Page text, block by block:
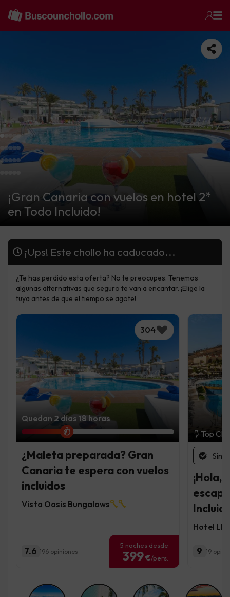
¡Gran Canaria con vuelos en hotel 2*
en Todo Incluido!
¡Ups! Este chollo ha caducado...
¿Te has perdido esta oferta? No te preocupes. Tenemos
algunas alternativas que seguro te van a encantar. ¡Elige la
tuya antes de que el tiempo se agote!
304
Quedan 2 días 18 horas
¿Maleta preparada? Gran
Canaria te espera con vuelos
incluidos
Vista Oasis Bungalows
7.6 196 opiniones
5 noches desde
399€/pers.
Top
Sin
¡Hola,
Hotel
9 19